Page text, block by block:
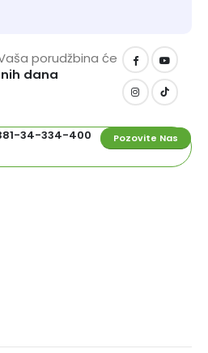
porudžbina će
dana
34-334-400 Pozovite Nas